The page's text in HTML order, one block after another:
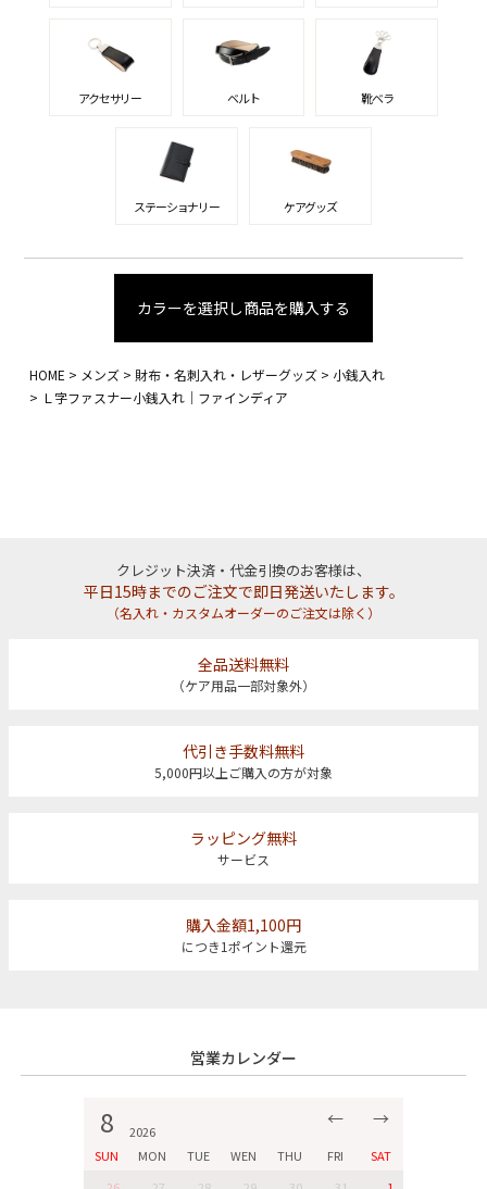
アクセサリー ベルト 靴ベラ
ステーショナリー ケアグッズ
カラーを選択し商品を購入する
HOME メンズ 財布・名刺入れ・レザーグッズ
小銭入れ
Ｌ字ファスナー小銭入れ｜ファインディア
クレジット決済・代金引換のお客様は、
平日15時までのご注文で即日発送いたします。
（名入れ・カスタムオーダーのご注文は除く）
全品送料無料
（ケア用品一部対象外）
代引き手数料無料
5,000円以上ご購入の方が対象
ラッピング無料
サービス
購入金額1,100円
につき1ポイント還元
営業カレンダー
8 2026
← →
SUN MON TUE WEN THU FRI
SAT